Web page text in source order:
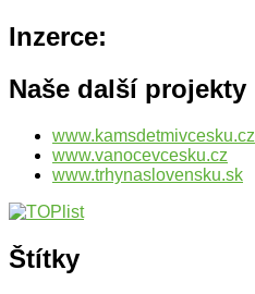
Inzerce:
Naše další projekty
www.kamsdetmivcesku.cz
www.vanocevcesku.cz
www.trhynaslovensku.sk
Štítky